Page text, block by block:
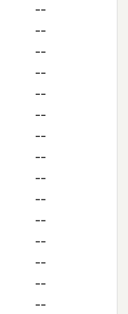
--
--
--
--
--
--
--
--
--
--
--
--
--
--
--